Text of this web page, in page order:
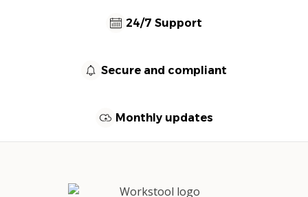
24/7 Support
Secure and compliant
Monthly updates